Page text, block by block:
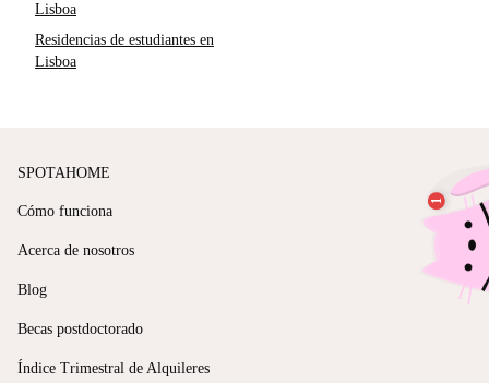
Lisboa
Residencias de estudiantes en
Lisboa
SPOTAHOME
Cómo funciona
Acerca de nosotros
Blog
Becas postdoctorado
Índice Trimestral de Alquileres